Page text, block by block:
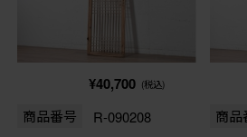
¥40,700 (税込)
商品番号 R-090208 商品